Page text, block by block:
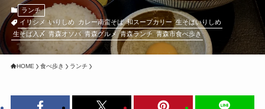
ランチ
イリシメ いりしめ カレー南蛮そば 和スープカリー 生そばいりしめ
生そば入〆 青森オソバ 青森グルメ 青森ランチ 青森市食べ歩き
HOME 食べ歩き ランチ